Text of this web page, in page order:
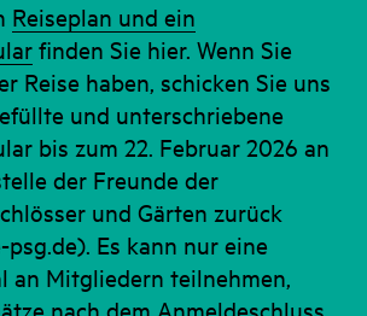
Reiseplan und ein
finden Sie hier. Wenn Sie
Reise haben, schicken Sie uns
und unterschriebene
bis zum 22. Februar 2026 an
der Freunde der
und Gärten zurück
Es kann nur eine
an Mitgliedern teilnehmen,
nach dem Anmeldeschluss